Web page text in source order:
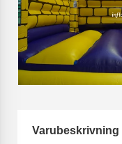
Varubeskrivning